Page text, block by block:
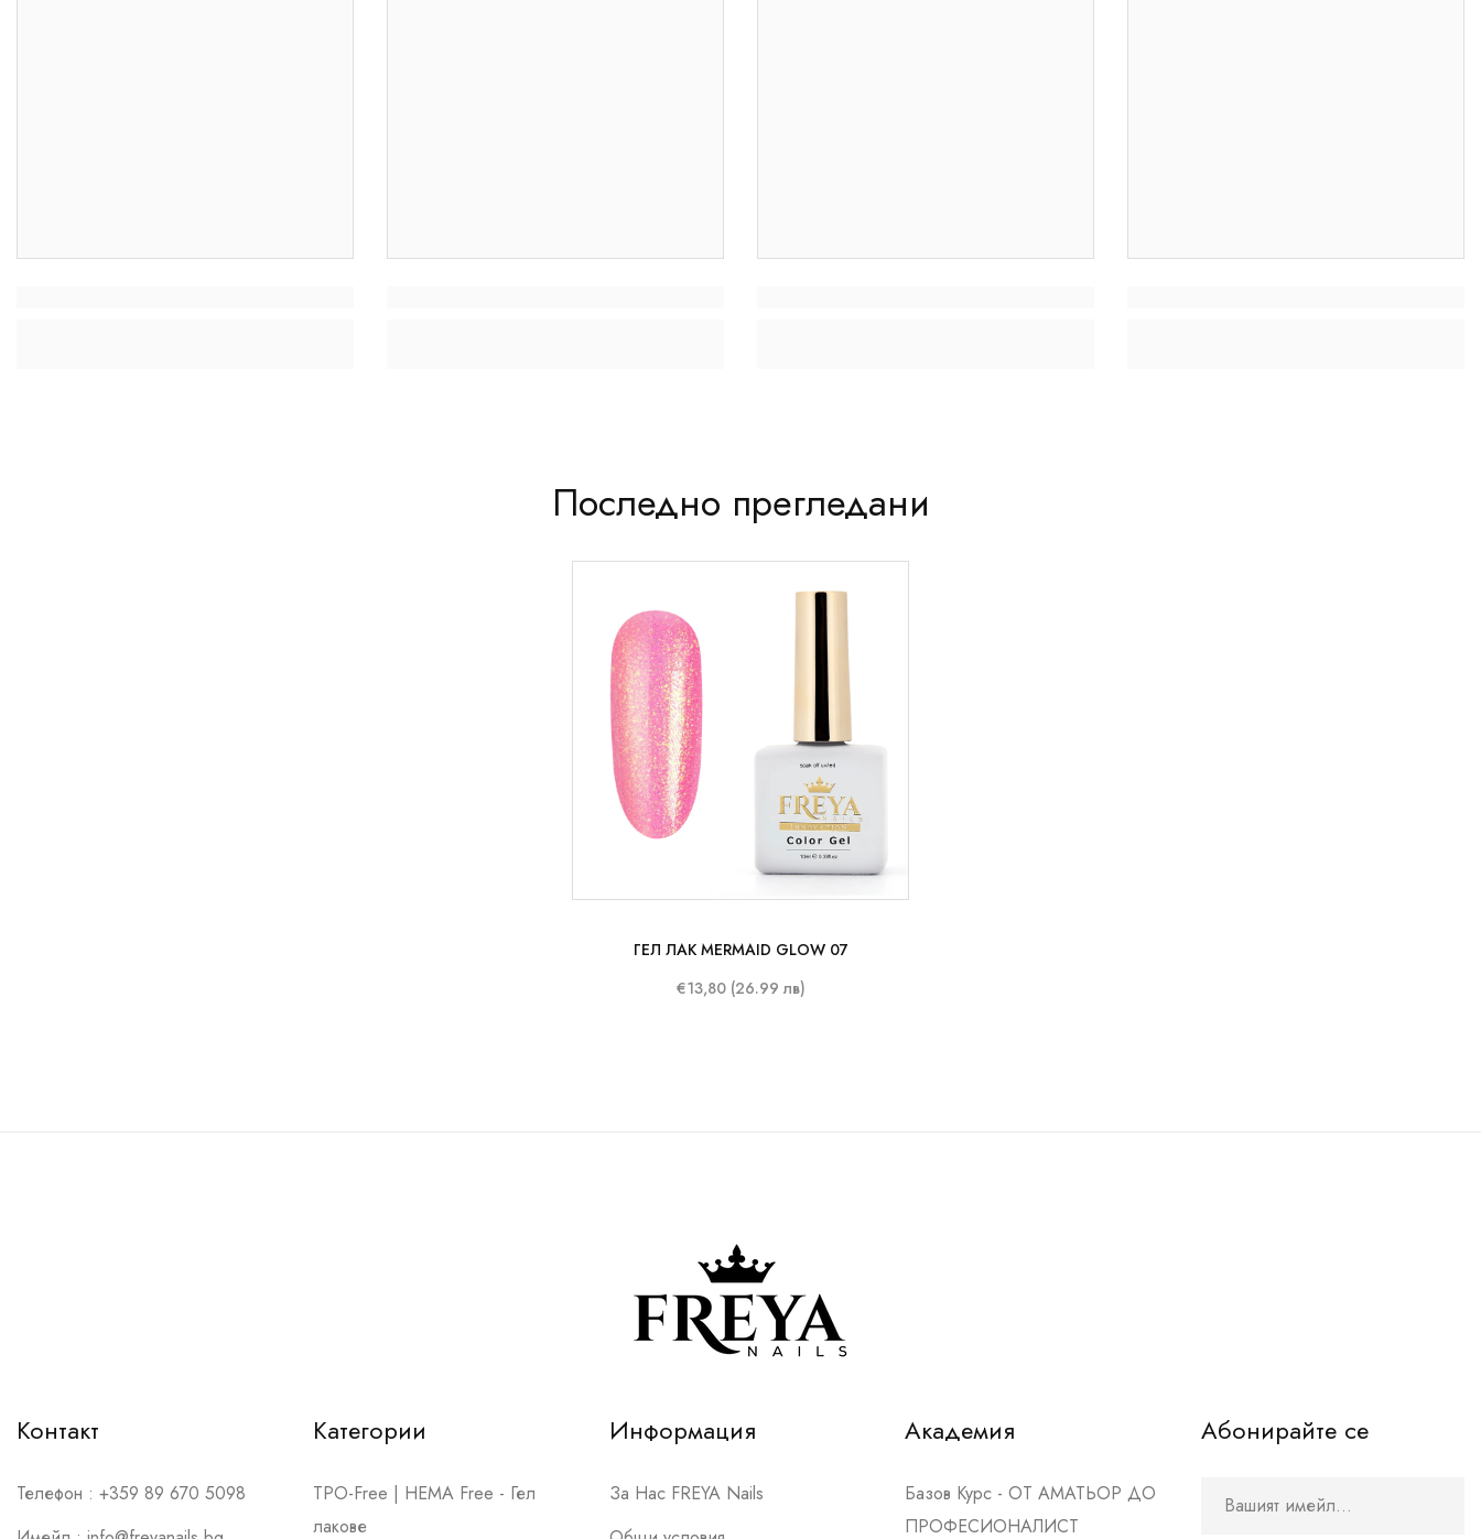
Последно прегледани
10 ml
ГЕЛ ЛАК MERMAID GLOW 07
€13,80 (26.99 лв)
Контакт
Телефон : +359 89 670 5098
Категории
TPO-Free | HEMA Free - Гел
лакове
Информация
За Нас FREYA Nails
Академия
Базов Курс - ОТ АМАТЬОР ДО
ПРОФЕСИОНАЛИСТ
Абонирайте се